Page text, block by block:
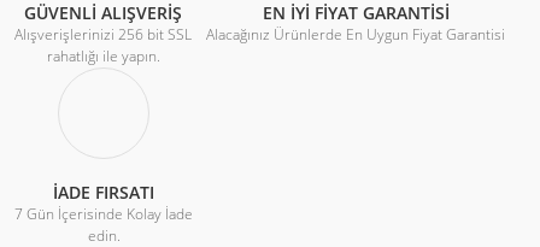
GÜVENLİ ALIŞVERİŞ
Alışverişlerinizi 256 bit SSL
rahatlığı ile yapın.
EN İYİ FİYAT GARANTİSİ
Alacağınız Ürünlerde En Uygun Fiyat Garantisi
İADE FIRSATI
7 Gün İçerisinde Kolay İade
edin.